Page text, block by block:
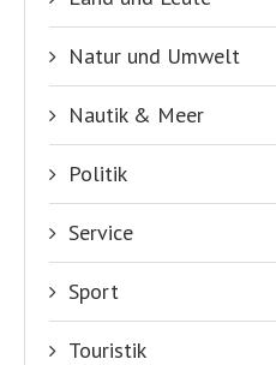
Natur und Umwelt
Nautik & Meer
Politik
Service
Sport
Touristik